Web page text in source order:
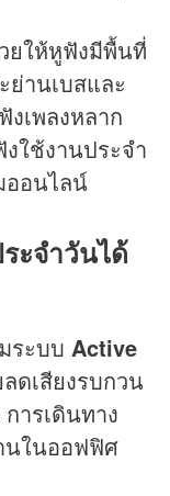
ยให้หูฟังมีพื้นที่
ย่านเบสและ
เพลงหลาก
ใช้งานประจำ
ออนไลน์
ะจำวันได้
ระบบ Active
ดเสียงรบกวน
ารเดินทาง
นในออฟฟิศ